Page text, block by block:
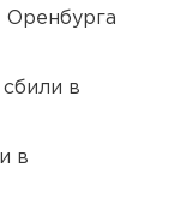
Оренбурга
в
в